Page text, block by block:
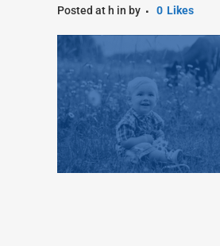
Posted at h in by 0 Likes